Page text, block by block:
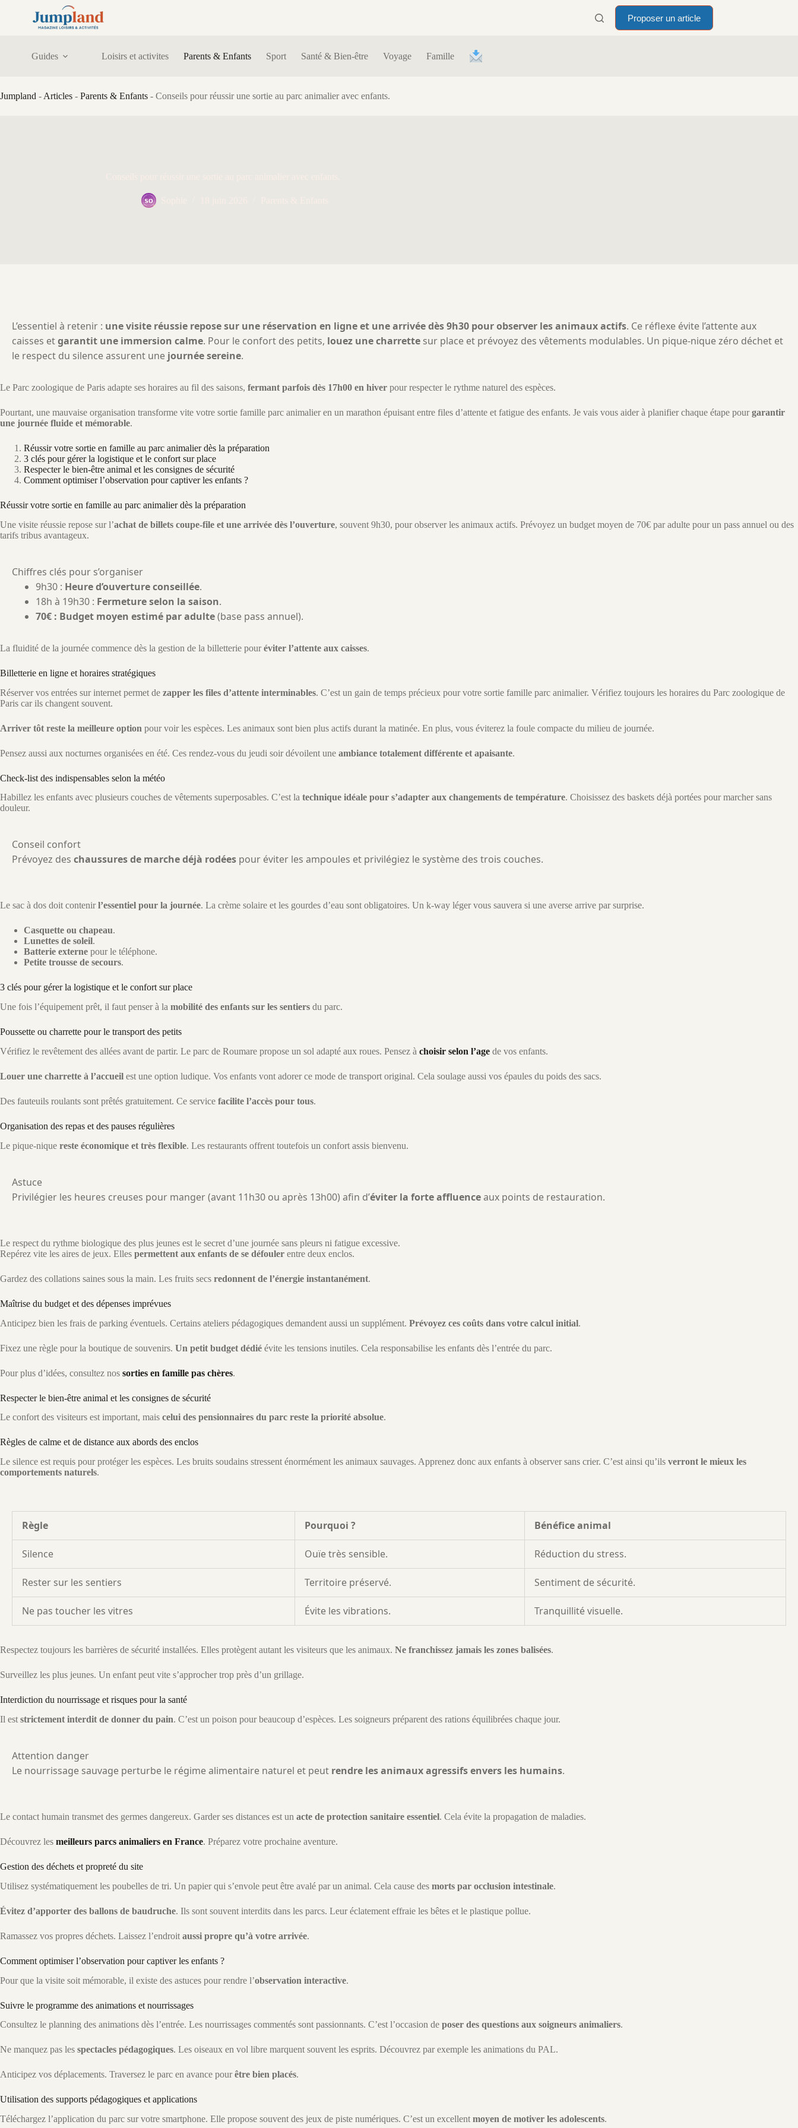
Proposer un article
Guides Loisirs et activites Parents & Enfants Sport Santé & Bien-être Voyage Famille
Jumpland - Articles - Parents & Enfants - Conseils pour réussir une sortie au parc animalier avec enfants.
L’essentiel à retenir : une visite réussie repose sur une réservation en ligne et une arrivée dès 9h30 pour observer les animaux actifs. Ce réflexe évite l’attente aux
caisses etgarantit une immersion calme. Pour le confort des petits, louez une charrette sur place et prévoyez des vêtements modulables. Un pique-nique zéro déchet et
le respect du silence assurent une journée sereine.
Le Parc zoologique de Paris adapte ses horaires au fil des saisons, fermant parfois dès 17h00 en hiver pour respecter le rythme naturel des espèces.
Pourtant, une mauvaise organisation transforme vite votre sortie famille parc animalier en un marathon épuisant entre files d’attente et fatigue des enfants. Je vais vous aider à planifier chaque étape pourgarantir
une journée fluide et mémorable.
Réussir votre sortie en famille au parc animalier dès la préparation
3 clés pour gérer la logistique et le confort sur place
Respecter le bien-être animal et les consignes de sécurité
Comment optimiser l’observation pour captiver les enfants ?
Réussir votre sortie en famille au parc animalier dès la préparation
Une visite réussie repose sur l’achat de billets coupe-file et une arrivée dès l’ouverture, souvent 9h30, pour observer les animaux actifs. Prévoyez un budget moyen de 70€ par adulte pour un pass annuel ou des
tarifs tribus avantageux.
Chiffres clés pour s’organiser
9h30 : Heure d’ouverture conseillée.
18h à 19h30 : Fermeture selon la saison.
70€ : Budget moyen estimé par adulte(base pass annuel).
La fluidité de la journée commence dès la gestion de la billetterie pouréviter l’attente aux caisses.
Billetterie en ligne et horaires stratégiques
Réserver vos entrées sur internet permet de zapper les files d’attente interminables. C’est un gain de temps précieux pour votre sortie famille parc animalier. Vérifiez toujours les horaires du Parc zoologique de
Paris car ils changent souvent.
Arriver tôt reste la meilleure option pour voir les espèces. Les animaux sont bien plus actifs durant la matinée. En plus, vous éviterez la foule compacte du milieu de journée.
Pensez aussi aux nocturnes organisées en été. Ces rendez-vous du jeudi soir dévoilent une ambiance totalement différente et apaisante.
Check-list des indispensables selon la météo
Habillez les enfants avec plusieurs couches de vêtements superposables. C’est la technique idéale pour s’adapter aux changements de température. Choisissez des baskets déjà portées pour marcher sans
douleur.
Conseil confort
Prévoyez des chaussures de marche déjà rodées pour éviter les ampoules et privilégiez le système des trois couches.
Le sac à dos doit contenirl’essentiel pour la journée. La crème solaire et les gourdes d’eau sont obligatoires. Un k-way léger vous sauvera si une averse arrive par surprise.
Casquette ou chapeau.
Lunettes de soleil.
Batterie externe pour le téléphone.
Petite trousse de secours.
3 clés pour gérer la logistique et le confort sur place
Une fois l’équipement prêt, il faut penser à la mobilité des enfants sur les sentiers du parc.
Poussette ou charrette pour le transport des petits
Vérifiez le revêtement des allées avant de partir. Le parc de Roumare propose un sol adapté aux roues. Pensez à choisir selon l’age de vos enfants.
Louer une charrette à l’accueil est une option ludique. Vos enfants vont adorer ce mode de transport original. Cela soulage aussi vos épaules du poids des sacs.
Des fauteuils roulants sont prêtés gratuitement. Ce service facilite l’accès pour tous.
Organisation des repas et des pauses régulières
Le pique-nique reste économique et très flexible. Les restaurants offrent toutefois un confort assis bienvenu.
Astuce
Privilégier les heures creuses pour manger (avant 11h30 ou après 13h00) afin d’éviter la forte affluenceaux points de restauration.
Le respect du rythme biologique des plus jeunes est le secret d’une journée sans pleurs ni fatigue excessive.
Repérez vite les aires de jeux. Elles permettent aux enfants de se défouler entre deux enclos.
Gardez des collations saines sous la main. Les fruits secs redonnent de l’énergie instantanément.
Maîtrise du budget et des dépenses imprévues
Anticipez bien les frais de parking éventuels. Certains ateliers pédagogiques demandent aussi un supplément. Prévoyez ces coûts dans votre calcul initial.
Fixez une règle pour la boutique de souvenirs. Un petit budget dédié évite les tensions inutiles. Cela responsabilise les enfants dès l’entrée du parc.
Pour plus d’idées, consultez nos sorties en famille pas chères.
Respecter le bien-être animal et les consignes de sécurité
Le confort des visiteurs est important, mais celui des pensionnaires du parc reste la priorité absolue.
Règles de calme et de distance aux abords des enclos
Le silence est requis pour protéger les espèces. Les bruits soudains stressent énormément les animaux sauvages. Apprenez donc aux enfants à observer sans crier. C’est ainsi qu’ils verront le mieux les
comportements naturels.
Règle Pourquoi ? Bénéfice animal
Silence Ouïe très sensible. Réduction du stress.
Rester sur les sentiers Territoire préservé. Sentiment de sécurité.
Ne pas toucher les vitres Évite les vibrations. Tranquillité visuelle.
Respectez toujours les barrières de sécurité installées. Elles protègent autant les visiteurs que les animaux. Ne franchissez jamais les zones balisées.
Surveillez les plus jeunes. Un enfant peut vite s’approcher trop près d’un grillage.
Interdiction du nourrissage et risques pour la santé
Il est strictement interdit de donner du pain. C’est un poison pour beaucoup d’espèces. Les soigneurs préparent des rations équilibrées chaque jour.
Attention danger
Le nourrissage sauvage perturbe le régime alimentaire naturel et peut rendre les animaux agressifs envers les humains.
Le contact humain transmet des germes dangereux. Garder ses distances est un acte de protection sanitaire essentiel. Cela évite la propagation de maladies.
Découvrez les meilleurs parcs animaliers en France. Préparez votre prochaine aventure.
Gestion des déchets et propreté du site
Utilisez systématiquement les poubelles de tri. Un papier qui s’envole peut être avalé par un animal. Cela cause des morts par occlusion intestinale.
Évitez d’apporter des ballons de baudruche. Ils sont souvent interdits dans les parcs. Leur éclatement effraie les bêtes et le plastique pollue.
Ramassez vos propres déchets. Laissez l’endroit aussi propre qu’à votre arrivée.
Comment optimiser l’observation pour captiver les enfants ?
Pour que la visite soit mémorable, il existe des astuces pour rendre l’observation interactive.
Suivre le programme des animations et nourrissages
Consultez le planning des animations dès l’entrée. Les nourrissages commentés sont passionnants. C’est l’occasion de poser des questions aux soigneurs animaliers.
Ne manquez pas les spectacles pédagogiques. Les oiseaux en vol libre marquent souvent les esprits. Découvrez par exemple les animations du PAL.
Anticipez vos déplacements. Traversez le parc en avance pourêtre bien placés.
Utilisation des supports pédagogiques et applications
Téléchargez l’application du parc sur votre smartphone. Elle propose souvent des jeux de piste numériques. C’est un excellent moyen de motiver les adolescents.